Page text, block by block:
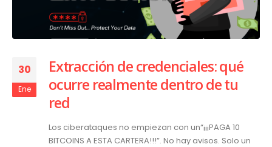
30
Ene
Extracción de credenciales: qué
ocurre realmente dentro de tu
red
Los ciberataques no empiezan con un“¡¡¡PAGA 10
BITCOINS A ESTA CARTERA!!!”. No hay avisos. Solo un